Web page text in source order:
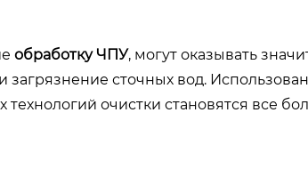
обработку ЧПУ, могут оказывать
сточных вод.
очистки становятся все